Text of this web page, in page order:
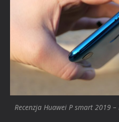
Recenzja Huawei P smart 2019